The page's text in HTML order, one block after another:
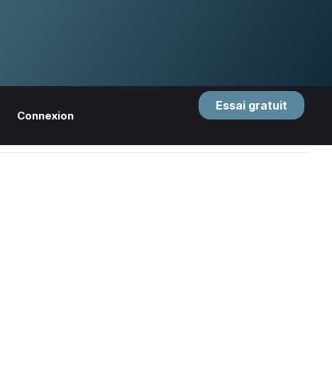
Connexion
Essai gratuit